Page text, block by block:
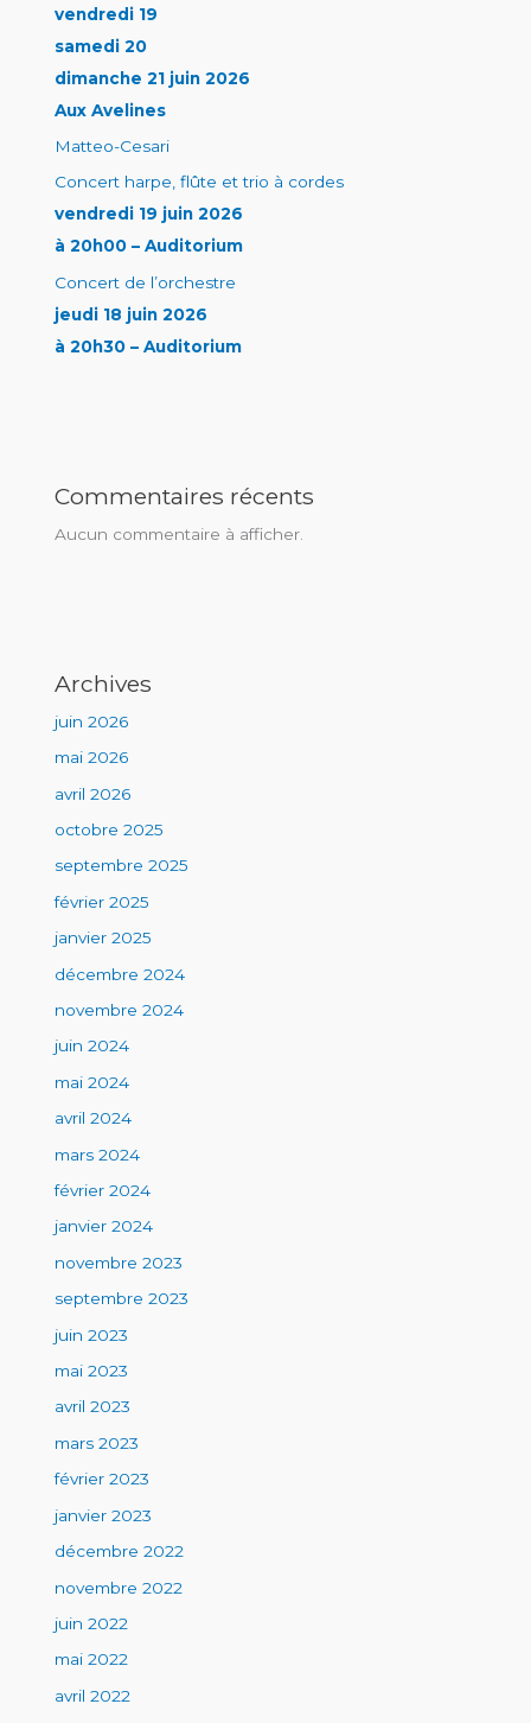
vendredi 19
samedi 20
dimanche 21 juin 2026
Aux Avelines
Matteo-Cesari
Concert harpe, flûte et trio à cordes
vendredi 19 juin 2026
à 20h00 – Auditorium
Concert de l’orchestre
jeudi 18 juin 2026
à 20h30 – Auditorium
Commentaires récents
Aucun commentaire à afficher.
Archives
juin 2026
mai 2026
avril 2026
octobre 2025
septembre 2025
février 2025
janvier 2025
décembre 2024
novembre 2024
juin 2024
mai 2024
avril 2024
mars 2024
février 2024
janvier 2024
novembre 2023
septembre 2023
juin 2023
mai 2023
avril 2023
mars 2023
février 2023
janvier 2023
décembre 2022
novembre 2022
juin 2022
mai 2022
avril 2022